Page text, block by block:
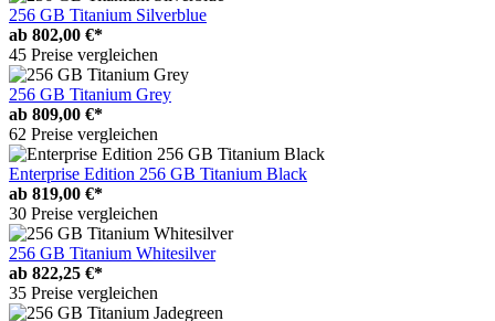
256 GB Titanium Silverblue
ab 802,00 €*
45 Preise vergleichen
256 GB Titanium Grey
ab 809,00 €*
62 Preise vergleichen
Enterprise Edition 256 GB Titanium Black
ab 819,00 €*
30 Preise vergleichen
256 GB Titanium Whitesilver
ab 822,25 €*
35 Preise vergleichen